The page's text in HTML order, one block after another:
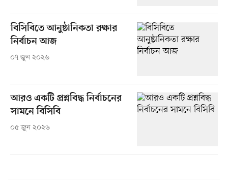
বিসিবিতে আনুষ্ঠানিকতা রক্ষার
নির্বাচন আজ
০৭ জুন ২০২৬
আরও একটি প্রশ্নবিদ্ধ নির্বাচনের
সামনে বিসিবি
০৫ জুন ২০২৬